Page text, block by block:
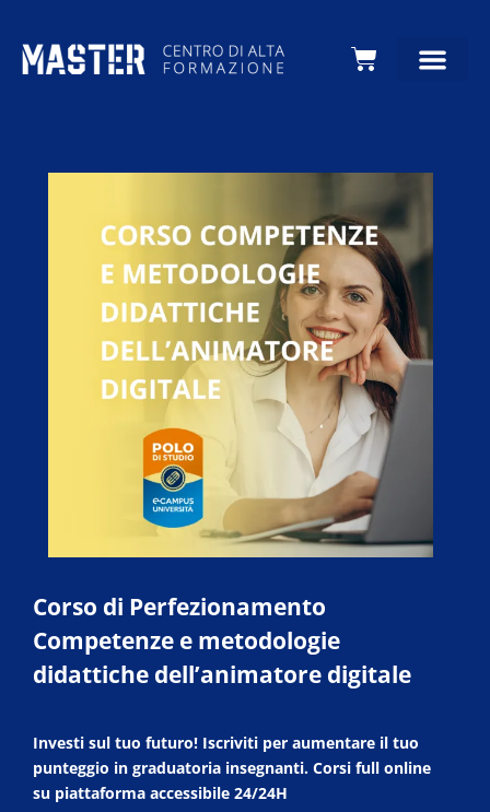
Carrello
Corso di Perfezionamento
Competenze e metodologie
didattiche dell’animatore digitale
Investi sul tuo futuro! Iscriviti per aumentare il tuo
punteggio in graduatoria insegnanti. Corsi full online
su piattaforma accessibile 24/24H